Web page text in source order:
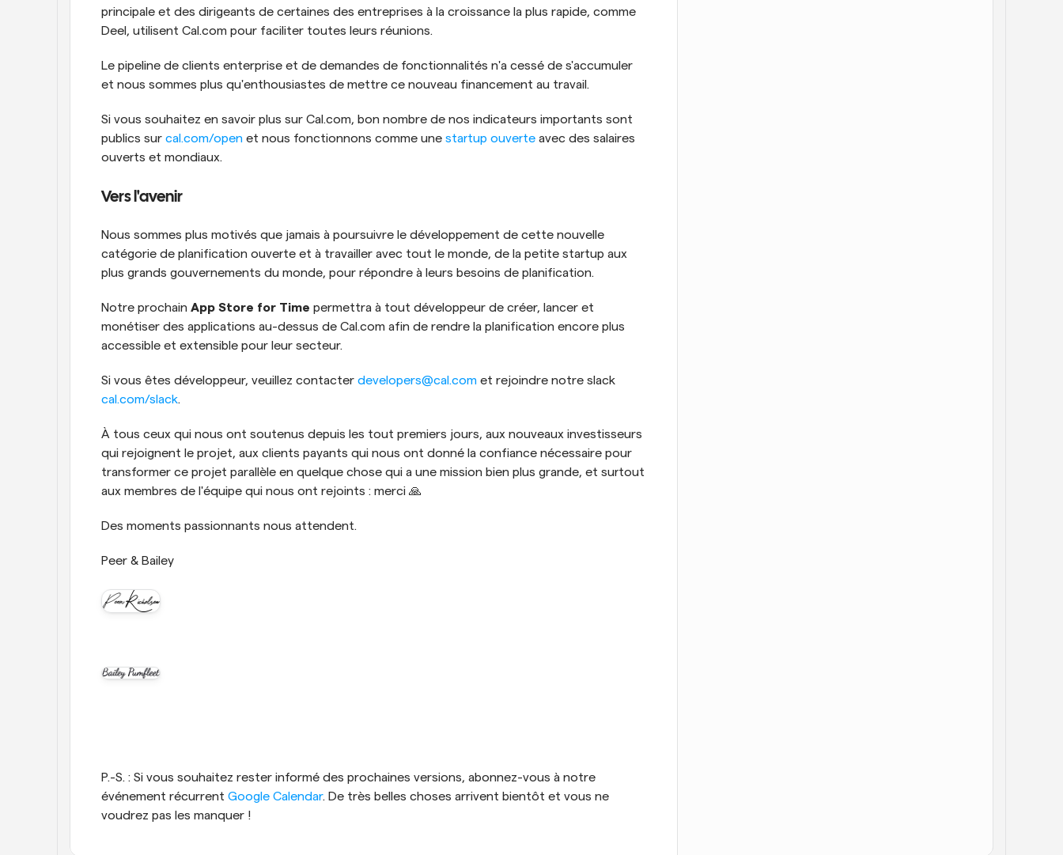
principale et des dirigeants de certaines des entreprises à la croissance la plus rapide, comme
Deel, utilisent Cal.com pour faciliter toutes leurs réunions.
Le pipeline de clients enterprise et de demandes de fonctionnalités n'a cessé de s'accumuler
et nous sommes plus qu'enthousiastes de mettre ce nouveau financement au travail.
Si vous souhaitez en savoir plus sur Cal.com, bon nombre de nos indicateurs importants sont
publics sur cal.com/open et nous fonctionnons comme une startup ouverte avec des salaires
ouverts et mondiaux.
Vers l'avenir
Nous sommes plus motivés que jamais à poursuivre le développement de cette nouvelle
catégorie de planification ouverte et à travailler avec tout le monde, de la petite startup aux
plus grands gouvernements du monde, pour répondre à leurs besoins de planification.
Notre prochain App Store for Time permettra à tout développeur de créer, lancer et
monétiser des applications au-dessus de Cal.com afin de rendre la planification encore plus
accessible et extensible pour leur secteur.
Si vous êtes développeur, veuillez contacter developers@cal.com
cal.com/slack.
À tous ceux qui nous ont soutenus depuis les tout premiers jours, aux nouveaux investisseurs
qui rejoignent le projet, aux clients payants qui nous ont donné la confiance nécessaire pour
transformer ce projet parallèle en quelque chose qui a une mission bien plus grande, et surtout
aux membres de l'équipe qui nous ont rejoints : merci 🙏
Des moments passionnants nous attendent.
Peer & Bailey
P.-S. : Si vous souhaitez rester informé des prochaines versions, abonnez-vous à notre
événement récurrent Google Calendar. De très belles choses arrivent bientôt et vous ne
voudrez pas les manquer !